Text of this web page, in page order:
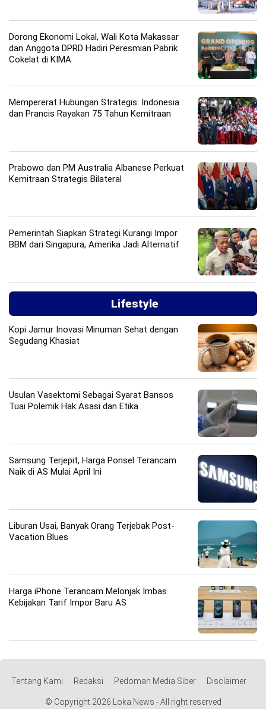
Dorong Ekonomi Lokal, Wali Kota Makassar
dan Anggota DPRD Hadiri Peresmian Pabrik
Cokelat di KIMA
Mempererat Hubungan Strategis: Indonesia
dan Prancis Rayakan 75 Tahun Kemitraan
Prabowo dan PM Australia Albanese Perkuat
Kemitraan Strategis Bilateral
Pemerintah Siapkan Strategi Kurangi Impor
BBM dari Singapura, Amerika Jadi Alternatif
Lifestyle
Kopi Jamur Inovasi Minuman Sehat dengan
Segudang Khasiat
Usulan Vasektomi Sebagai Syarat Bansos
Tuai Polemik Hak Asasi dan Etika
Samsung Terjepit, Harga Ponsel Terancam
Naik di AS Mulai April Ini
Liburan Usai, Banyak Orang Terjebak Post-
Vacation Blues
Harga iPhone Terancam Melonjak Imbas
Kebijakan Tarif Impor Baru AS
Tentang Kami Redaksi Pedoman Media Siber Disclaimer
© Copyright 2026 Loka News - All right reserved